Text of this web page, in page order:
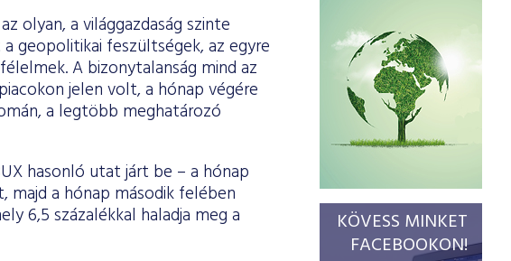
olyan, a világgazdaság szinte
geopolitikai feszültségek, az egyre
A bizonytalanság mind az
jelen volt, a hónap végére
a legtöbb meghatározó
hasonló utat járt be – a hónap
a hónap második felében
6,5 százalékkal haladja meg a
KÖVESS MINKET
FACEBOOKON!